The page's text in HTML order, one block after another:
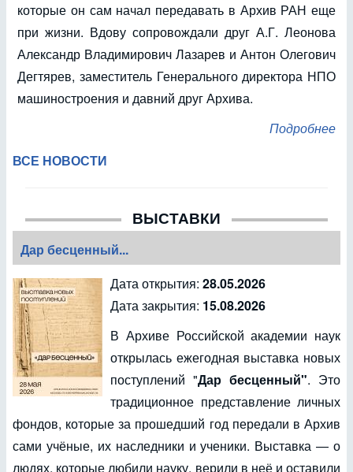
которые он сам начал передавать в Архив РАН еще
при жизни. Вдову сопровождали друг А.Г. Леонова
Александр Владимирович Лазарев и Антон Олегович
Дегтярев, заместитель Генерального директора НПО
машиностроения и давний друг Архива.
Подробнее
ВСЕ НОВОСТИ
ВЫСТАВКИ
Дар бесценный...
Дата открытия: 28.05.2026
Дата закрытия: 15.08.2026
В Архиве Российской академии наук
открылась ежегодная выставка новых
поступлений "Дар бесценный". Это
традиционное представление личных
фондов, которые за прошедший год передали в Архив
сами учёные, их наследники и ученики. Выставка — о
людях, которые любили науку, верили в неё и оставили